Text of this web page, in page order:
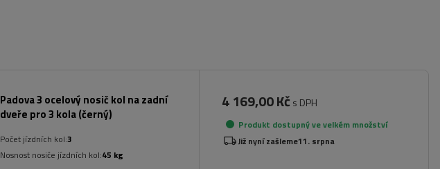
Padova 3 ocelový nosič kol na zadní
dveře pro 3 kola (černý)
Počet jízdních kol:3
Nosnost nosiče jízdních kol:45 kg
4 169,00 Kč s DPH
Produkt dostupný ve velkém množství
Již nyní zašleme11. srpna